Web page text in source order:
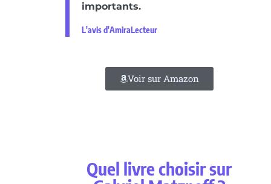
importants.
L'avis d'AmiraLecteur
Voir sur Amazon
Quel livre choisir sur